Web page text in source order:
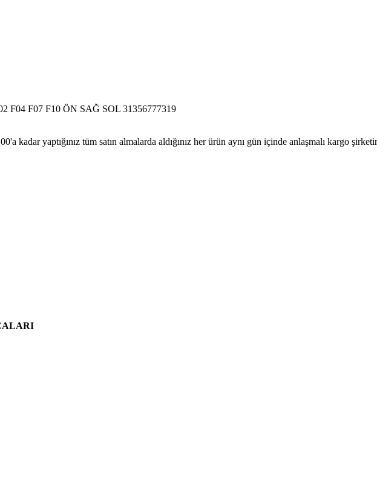
F04 F07 F10 ÖN SAĞ SOL 31356777319
kadar yaptığınız tüm satın almalarda aldığınız her ürün aynı gün içinde anlaşmalı kargo